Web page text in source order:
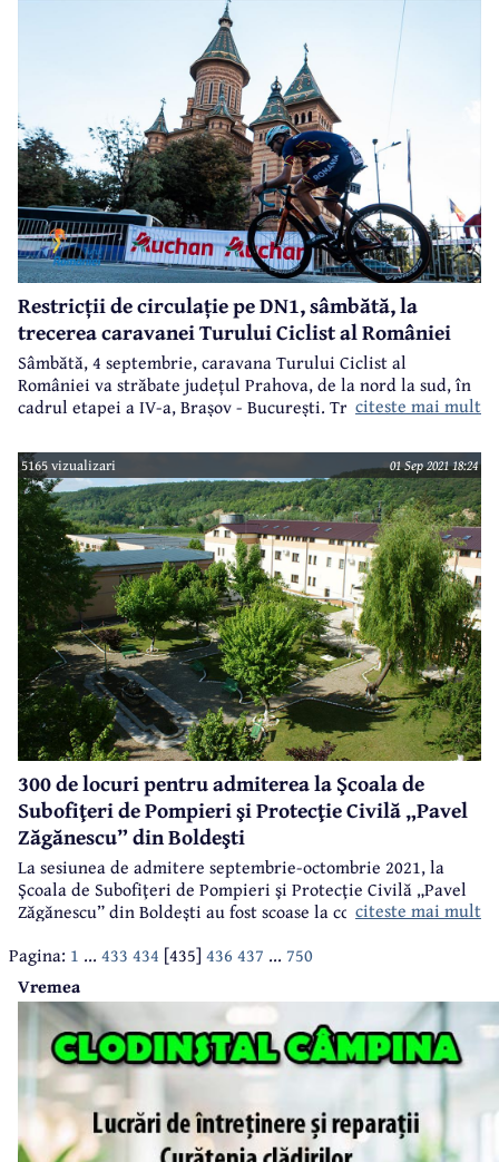
Restricții de circulație pe DN1, sâmbătă, la
trecerea caravanei Turului Ciclist al României
Sâmbătă, 4 septembrie, caravana Turului Ciclist al
României va străbate județul Prahova, de la nord la sud, în
cadrul etapei a IV-a, Brașov - București. Traseul caravanei
pe DN1, motiv pentru care au fost impuse o serie de
restricții de circulație.
citeste mai mult
5165 vizualizari 01 Sep 2021 18:24
300 de locuri pentru admiterea la Şcoala de
Subofiţeri de Pompieri şi Protecţie Civilă „Pavel
Zăgănescu” din Boldeşti
La sesiunea de admitere septembrie-octombrie 2021, la
Şcoala de Subofiţeri de Pompieri şi Protecţie Civilă „Pavel
Zăgănescu” din Boldeşti au fost scoase la concurs 300 de
protecţie civilă și 25 locuri pentru maistru militar auto.
citeste mai mult
Pagina: 1 ... 433 434 [435] 436 437 ... 750
Vremea